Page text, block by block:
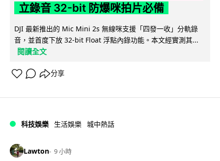
立錄音 32-bit 防爆咪拍片必備
DJI 最新推出的 Mic Mini 2s 無線咪支援「四發一收」分軌錄
音，並首度下放 32-bit Float 浮點內錄功能。本文經實測其...
閱讀全文
分享
科技娛樂 生活娛樂 城中熱話
Lawton 9 小時